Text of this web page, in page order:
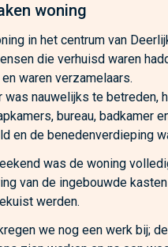
woning
in het centrum van
die verhuisd waren
waren verzamelaars.
was nauwelijks te betreden,
bureau, badkamer
en de benedenverdieping
was de woning
van de ingebouwde
werden.
we nog een werk bij;